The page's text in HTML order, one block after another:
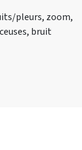
pleurs, zoom,
bruit